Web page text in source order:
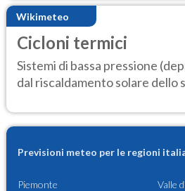
Wikimeteo
Cicloni termici
Sistemi di bassa pressione
dal riscaldamento solare dello
Previsioni meteo per le regioni
Piemonte Valle